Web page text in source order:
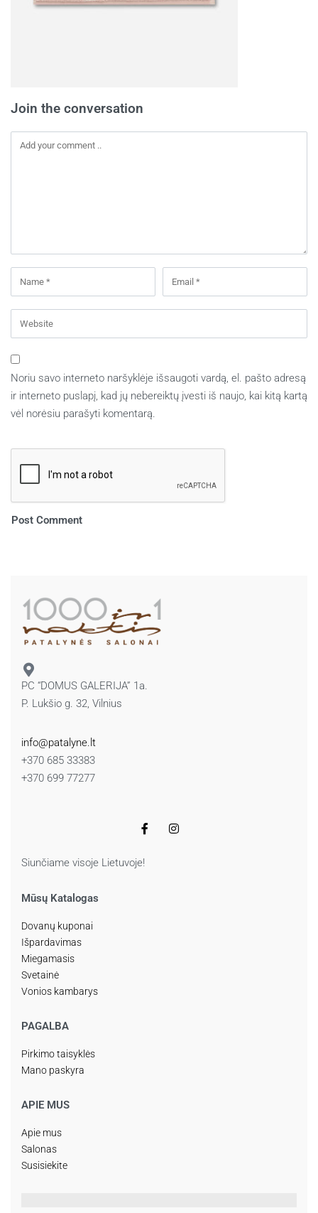
Join the conversation
Noriu savo interneto naršyklėje išsaugoti vardą, el. pašto adresą
ir interneto puslapį, kad jų nebereiktų įvesti iš naujo, kai kitą kartą
vėl norėsiu parašyti komentarą.
PC “DOMUS GALERIJA” 1a.
P. Lukšio g. 32, Vilnius
info@patalyne.lt
+370 685 33383
+370 699 77277
Siunčiame visoje Lietuvoje!
Mūsų Katalogas
Dovanų kuponai
Išpardavimas
Miegamasis
Svetainė
Vonios kambarys
PAGALBA
Pirkimo taisyklės
Mano paskyra
APIE MUS
Apie mus
Salonas
Susisiekite